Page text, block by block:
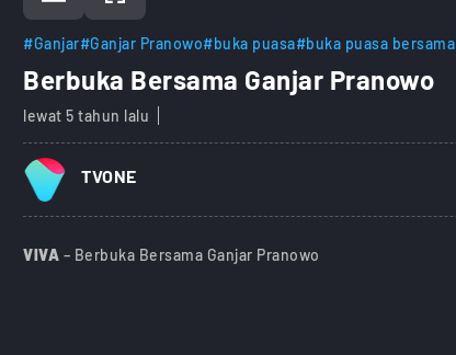
#Ganjar#Ganjar Pranowo#buka puasa#buka puasa bersama
Berbuka Bersama Ganjar Pranowo
lewat 5 tahun lalu
TVONE
VIVA – Berbuka Bersama Ganjar Pranowo